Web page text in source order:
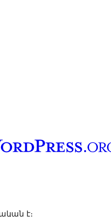
channel
Tumblr account
է։